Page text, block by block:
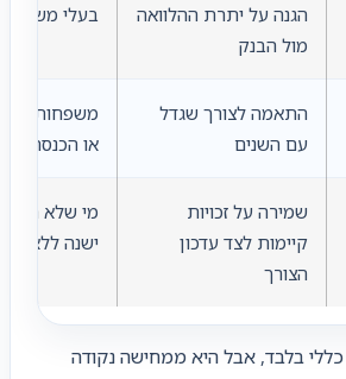
הגנה על יתרת ההלוואה
מול הבנק
בעלי
התאמה לצורך שגדל
עם השנים
משפחות,
או הכנסה
שמירה על זכויות
קיימות לצד עדכון
הצורך
מי שלא
ישנה ללא
בלבד, אבל היא ממחישה נקודה